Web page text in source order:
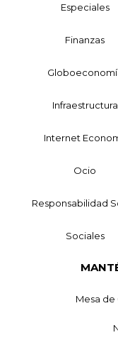
Especiales
Finanzas
Infraestructura
Internet
Ocio
Responsabilidad
Sociales
Mesa